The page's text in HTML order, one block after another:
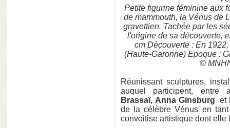
Petite figurine féminine aux
de mammouth, la Vénus de
gravettien. Tachée par les
l'origine de sa découverte,
cm Découverte : En
(Haute-Garonne) Epoque :
©
Réunissant sculptures,
auquel participent, entre
Brassaï, Anna Ginsburget
de la célèbre Vénus en
convoitise artistique dont elle